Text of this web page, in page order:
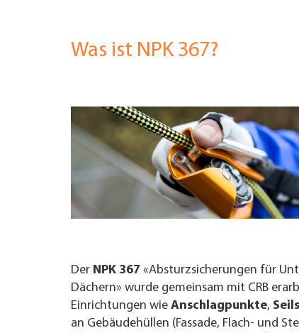
MAGAZINE SPÉCIALISÉ
Was ist NPK 367?
Der NPK 367 «Absturzsicherungen für
Dächern» wurde gemeinsam mit CRB
Einrichtungen wie Anschlagpunkte,
an Gebäudehüllen (Fassade, Flach- und